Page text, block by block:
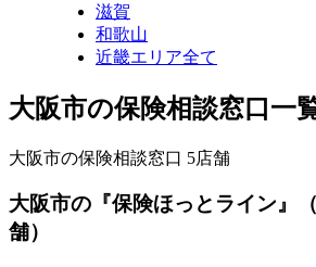
滋賀
和歌山
近畿エリア全て
大阪市の保険相談窓口一
大阪市の保険相談窓口 5店舗
大阪市の『保険ほっとライン』
舗）